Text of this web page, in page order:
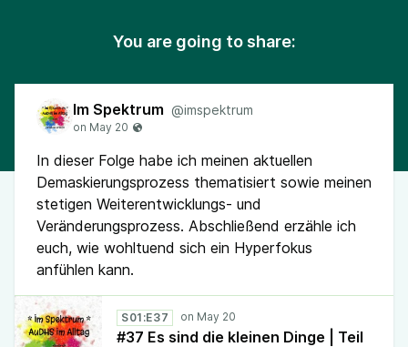
You are going to share:
Im Spektrum @imspektrum
In dieser Folge habe ich meinen aktuellen
Demaskierungsprozess thematisiert sowie meinen
stetigen Weiterentwicklungs- und
Veränderungsprozess. Abschließend erzähle ich
euch, wie wohltuend sich ein Hyperfokus
anfühlen kann.
S01:E37
#37 Es sind die kleinen Dinge | Teil